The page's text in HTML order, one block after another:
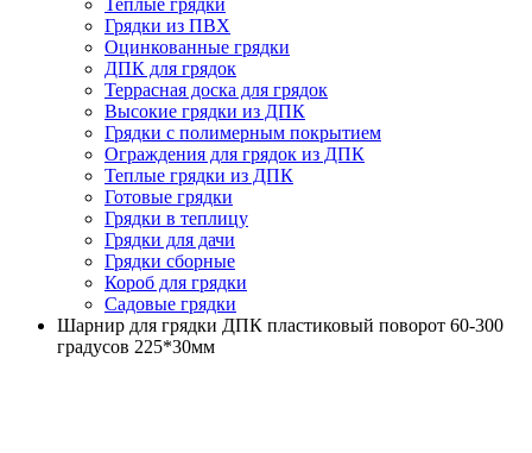
Теплые грядки
Грядки из ПВХ
Оцинкованные грядки
ДПК для грядок
Террасная доска для грядок
Высокие грядки из ДПК
Грядки с полимерным покрытием
Ограждения для грядок из ДПК
Теплые грядки из ДПК
Готовые грядки
Грядки в теплицу
Грядки для дачи
Грядки сборные
Короб для грядки
Садовые грядки
Шарнир для грядки ДПК пластиковый поворот 60-300
градусов 225*30мм